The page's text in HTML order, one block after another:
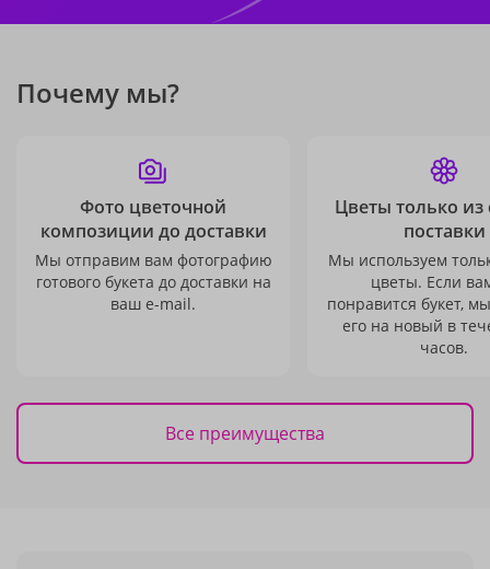
Почему мы?
Фото цветочной
композиции до доставки
Мы отправим вам фотографию
готового букета до доставки на
ваш e-mail.
Цветы только из
поставки
Мы используем
цветы. Если
понравится букет,
его на новый в
часов.
Все преимущества